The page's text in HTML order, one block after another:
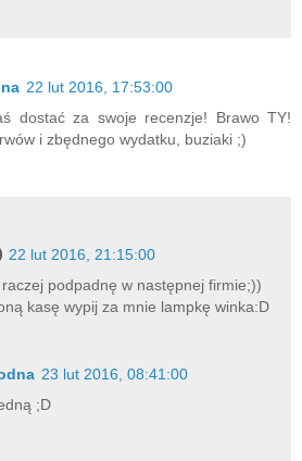
22 lut 2016, 17:53:00
dostać za swoje recenzje! Brawo TY!
i zbędnego wydatku, buziaki ;)
22 lut 2016, 21:15:00
podpadnę w następnej firmie;))
kasę wypij za mnie lampkę winka:D
23 lut 2016, 08:41:00
;D